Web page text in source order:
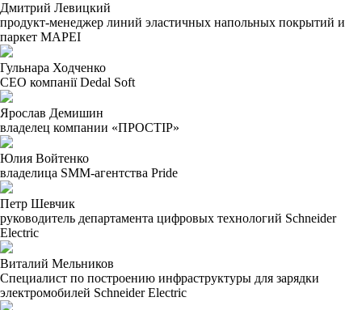
Дмитрий Левицкий
продукт-менеджер линий эластичных напольных покрытий и
паркет MAPEI
Гульнара Ходченко
СЕО компанії Dedal Soft
Ярослав Демишин
владелец компании «ПРОСТІР»
Юлия Войтенко
владелица SMM-агентства Pride
Петр Шевчик
руководитель департамента цифровых технологий Schneider
Electric
Виталий Мельников
Специалист по построению инфраструктуры для зарядки
электромобилей Schneider Electric